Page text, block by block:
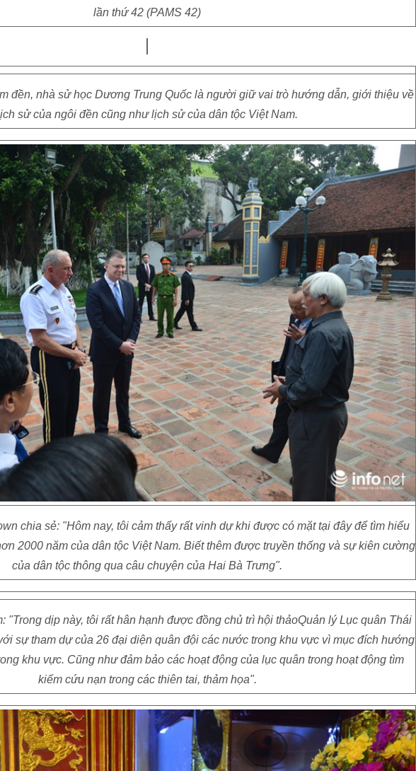
lần thứ 42 (PAMS 42)
đền, nhà sử học Dương Trung Quốc là người giữ vai trò hướng dẫn, giới thiệu về
sử của ngôi đền cũng như lịch sử của dân tộc Việt Nam.
chia sẻ: "Hôm nay, tôi cảm thấy rất vinh dự khi được có mặt tại đây để tìm hiểu
2000 năm của dân tộc Việt Nam. Biết thêm được truyền thống và sự kiên cường
của dân tộc thông qua câu chuyện của Hai Bà Trưng".
"Trong dịp này, tôi rất hân hạnh được đồng chủ trì hội thảoQuản lý Lục quân Thái
sự tham dự của 26 đại diện quân đội các nước trong khu vực vì mục đích hướng
khu vực. Cũng như đảm bảo các hoạt động của lục quân trong hoạt động tìm
kiếm cứu nạn trong các thiên tai, thảm họa".